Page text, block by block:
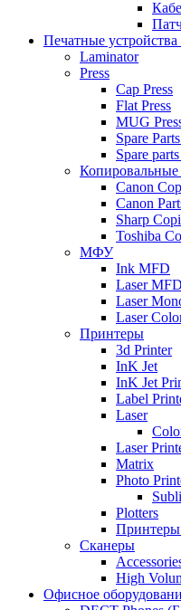
Печатные
Laminator
Press
Cap Press
Flat Press
MUG
Spare
Spare
Копировальные
Canon
Canon
Sharp
Toshiba
МФУ
Ink MFD
Laser MFD
Laser
Laser
Принтеры
3d Printer
InK Jet
InK Jet
Label
Laser
Laser
Matrix
Photo
Plotters
Принтеры
Сканеры
High
Офисное